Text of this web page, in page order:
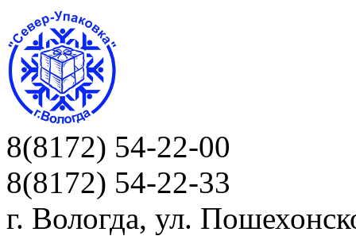
8(8172) 54-22-00
8(8172) 54-22-33
г. Вологда, ул.